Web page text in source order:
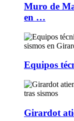
Muro de
en …
Equipos
Girardot